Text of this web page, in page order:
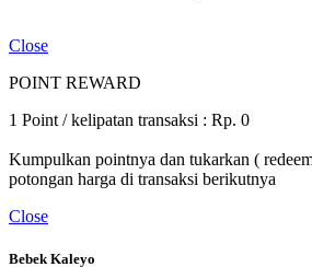
Close
POINT REWARD
1 Point / kelipatan transaksi : Rp. 0
Kumpulkan pointnya dan tukarkan (
potongan harga di transaksi berikutnya
Close
Bebek Kaleyo